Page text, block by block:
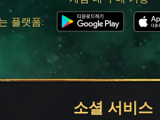
플랫폼:
소셜 서비스